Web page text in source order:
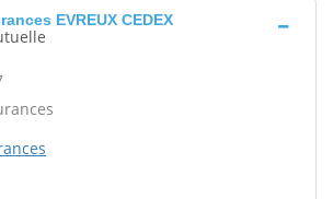
EVREUX CEDEX